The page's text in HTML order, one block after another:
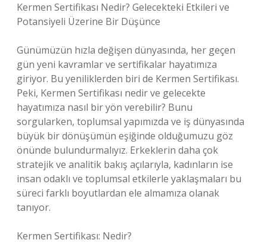
Kermen Sertifikası Nedir? Gelecekteki Etkileri ve
Potansiyeli Üzerine Bir Düşünce
Günümüzün hızla değişen dünyasında, her geçen
gün yeni kavramlar ve sertifikalar hayatımıza
giriyor. Bu yeniliklerden biri de Kermen Sertifikası.
Peki, Kermen Sertifikası nedir ve gelecekte
hayatımıza nasıl bir yön verebilir? Bunu
sorgularken, toplumsal yapımızda ve iş dünyasında
büyük bir dönüşümün eşiğinde olduğumuzu göz
önünde bulundurmalıyız. Erkeklerin daha çok
stratejik ve analitik bakış açılarıyla, kadınların ise
insan odaklı ve toplumsal etkilerle yaklaşmaları bu
süreci farklı boyutlardan ele almamıza olanak
tanıyor.
Kermen Sertifikası: Nedir?